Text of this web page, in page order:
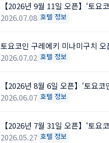
【2026년 9월 11일 오픈】‘토요
2026.07.08 호텔 정보
토요코인 구레에키 미나미구치 오
2026.07.02 호텔 정보
【2026년 8월 6일 오픈】‘토요
2026.06.07 호텔 정보
【2026년 7월 31일 오픈】‘토요
2026.05.27 호텔 정보